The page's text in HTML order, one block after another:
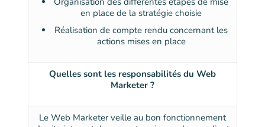
en place de la stratégie choisie
Réalisation de compte rendu concernant les
actions mises en place
Quelles sont les responsabilités du Web
Marketer ?
Le Web Marketer veille au bon fonctionnement